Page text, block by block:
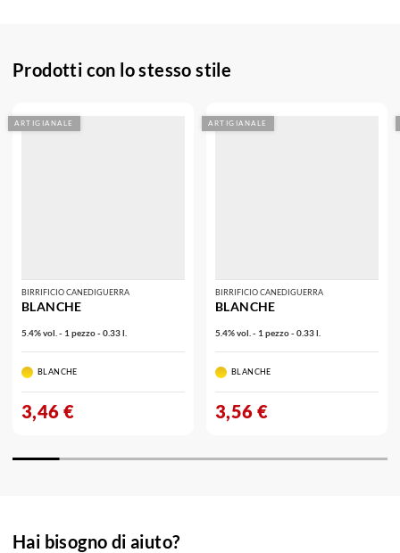
Prodotti con lo stesso stile
ARTIGIANALE
BIRRIFICIO CANEDIGUERRA
BLANCHE
5.4% vol. - 1 pezzo - 0.33 l.
BLANCHE
3,46 €
ARTIGIANALE
BIRRIFICIO CANEDIGUERRA
BLANCHE
5.4% vol. - 1 pezzo - 0.33 l.
BLANCHE
3,56 €
Hai bisogno di aiuto?